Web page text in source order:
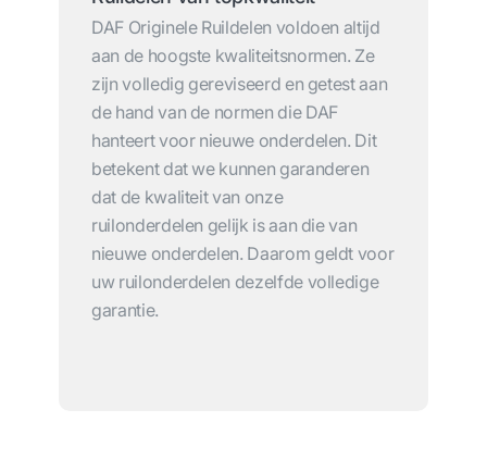
DAF Originele Ruildelen voldoen altijd
aan de hoogste kwaliteitsnormen. Ze
zijn volledig gereviseerd en getest aan
de hand van de normen die DAF
hanteert voor nieuwe onderdelen. Dit
betekent dat we kunnen garanderen
dat de kwaliteit van onze
ruilonderdelen gelijk is aan die van
nieuwe onderdelen. Daarom geldt voor
uw ruilonderdelen dezelfde volledige
garantie.